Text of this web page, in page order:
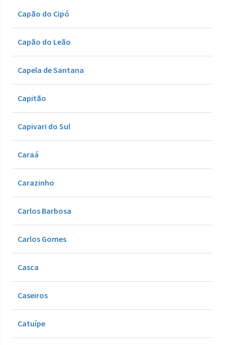
Capão do Cipó
Capão do Leão
Capela de Santana
Capitão
Capivari do Sul
Caraá
Carazinho
Carlos Barbosa
Carlos Gomes
Casca
Caseiros
Catuípe